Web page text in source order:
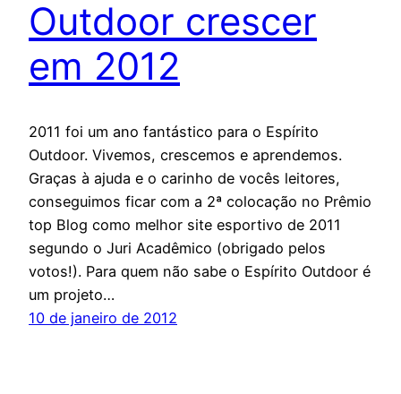
Outdoor crescer
em 2012
2011 foi um ano fantástico para o Espírito
Outdoor. Vivemos, crescemos e aprendemos.
Graças à ajuda e o carinho de vocês leitores,
conseguimos ficar com a 2ª colocação no Prêmio
top Blog como melhor site esportivo de 2011
segundo o Juri Acadêmico (obrigado pelos
votos!). Para quem não sabe o Espírito Outdoor é
um projeto…
10 de janeiro de 2012